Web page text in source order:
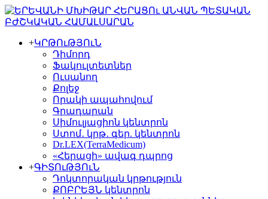
+ԿՐԹՈւԹՅՈւՆ
Դիմորդ
Ֆակուլտետներ
Ուսանող
Քոլեջ
Որակի ապահովում
Գրադարան
Սիմուլյացիոն կենտրոն
Ստոմ․ կրթ․ գեր. կենտրոն
Dr.LEX(TerraMedicum)
«Հերացի» ավագ դպրոց
+ԳԻՏՈւԹՅՈւՆ
Դոկտորական կրթություն
ՔՈԲՐԵՅՆ կենտրոն